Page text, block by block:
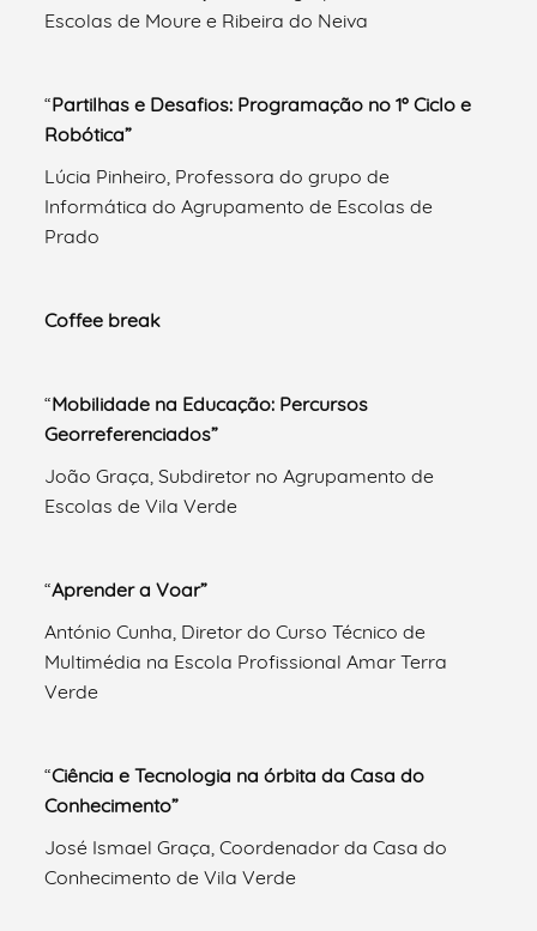
Escolas de Moure e Ribeira do Neiva
“Partilhas e Desafios: Programação no 1º Ciclo e
Robótica”
Lúcia Pinheiro, Professora do grupo de
Informática do Agrupamento de Escolas de
Prado
Coffee break
“Mobilidade na Educação: Percursos
Georreferenciados”
João Graça, Subdiretor no Agrupamento de
Escolas de Vila Verde
“Aprender a Voar”
António Cunha, Diretor do Curso Técnico de
Multimédia na Escola Profissional Amar Terra
Verde
“Ciência e Tecnologia na órbita da Casa do
Conhecimento”
José Ismael Graça, Coordenador da Casa do
Conhecimento de Vila Verde